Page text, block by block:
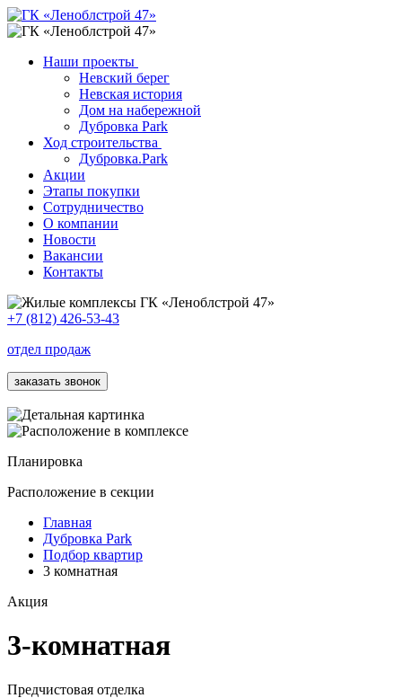
Наши проекты
Невский берег
Невская история
Дом на набережной
Дубровка Park
Ход строительства
Дубровка.Park
Акции
Этапы покупки
Сотрудничество
О компании
Новости
Вакансии
Контакты
+7 (812) 426-53-43
отдел продаж
заказать звонок
Планировка
Расположение в секции
Главная
Дубровка Park
Подбор квартир
3 комнатная
Акция
3-комнатная
Предчистовая отделка